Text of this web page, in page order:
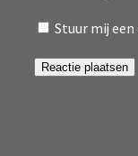
Stuur mij